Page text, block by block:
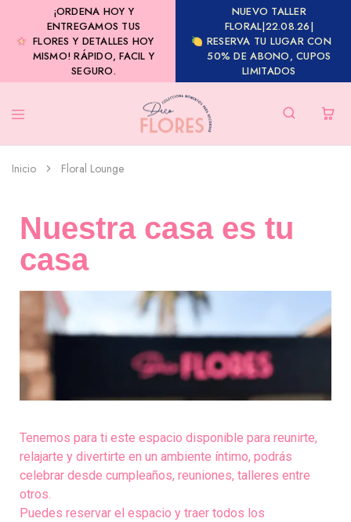
¡ORDENA HOY Y
ENTREGAMOS TUS
FLORES Y DETALLES HOY
MISMO! RÁPIDO, FACIL Y
SEGURO.
NUEVO TALLER
FLORAL|22.08.26|
RESERVA TU LUGAR CON
50% DE ABONO, CUPOS
LIMITADOS
Inicio Floral Lounge
Nuestra casa es tu
casa
Tenemos para ti este espacio disponible para reunirte,
relajarte y divertirte en un ambiente íntimo, podrás
celebrar desde cumpleaños, reuniones, talleres entre
otros.
Puedes reservar el espacio y traer todos los